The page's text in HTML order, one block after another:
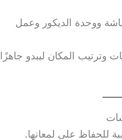
ووحدة الديكور وعمل
وترتيب المكان ليبدو جاهزًا
للحفاظ على لمعانها.